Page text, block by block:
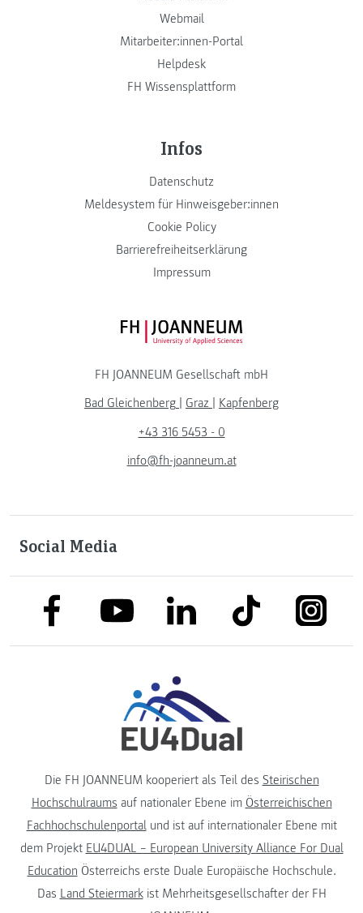
Webmail
Mitarbeiter:innen-Portal
Helpdesk
FH Wissensplattform
Infos
Datenschutz
Meldesystem für Hinweisgeber:innen
Cookie Policy
Barrierefreiheitserklärung
Impressum
FH JOANNEUM Logo
FH JOANNEUM Gesellschaft mbH
Bad Gleichenberg
Graz
Kapfenberg
+43 316 5453 - 0
info@fh-joanneum.at
Social Media
link to facebooklink to youtubelink to linkedinlink to tiktok
Die FH JOANNEUM kooperiert als Teil des Steirischen
Hochschulraums auf nationaler Ebene im Österreichischen
Fachhochschulenportalund ist auf internationaler Ebene mit
dem Projekt EU4DUAL – European University Alliance For Dual
Education Österreichs erste Duale Europäische Hochschule.
Das Land Steiermarkist Mehrheitsgesellschafter der FH